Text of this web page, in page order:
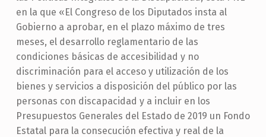
en la que «El Congreso de los Diputados insta al
Gobierno a aprobar, en el plazo máximo de tres
meses, el desarrollo reglamentario de las
condiciones básicas de accesibilidad y no
discriminación para el acceso y utilización de los
bienes y servicios a disposición del público por las
personas con discapacidad y a incluir en los
Presupuestos Generales del Estado de 2019 un Fondo
Estatal para la consecución efectiva y real de la